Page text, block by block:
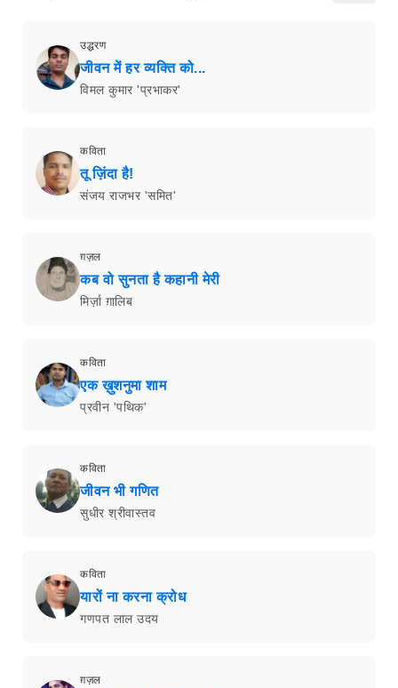
उद्धरण
जीवन में हर व्यक्ति को...
विमल कुमार 'प्रभाकर'
कविता
तू ज़िंदा है!
संजय राजभर 'समित'
ग़ज़ल
कब वो सुनता है कहानी मेरी
मिर्ज़ा ग़ालिब
कविता
एक ख़ुशनुमा शाम
प्रवीन 'पथिक'
कविता
जीवन भी गणित
सुधीर श्रीवास्तव
कविता
यारों ना करना क्रोध
गणपत लाल उदय
ग़ज़ल